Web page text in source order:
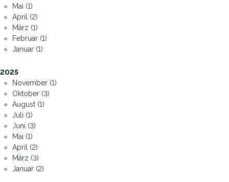
Mai (1)
April (2)
März (1)
Februar (1)
Januar (1)
2025
November (1)
Oktober (3)
August (1)
Juli (1)
Juni (3)
Mai (1)
April (2)
März (3)
Januar (2)